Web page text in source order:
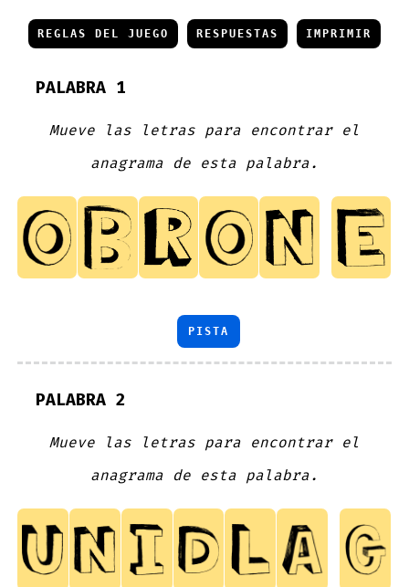
REGLAS DEL JUEGO RESPUESTAS IMPRIMIR
PALABRA 1
Mueve las letras para encontrar el
anagrama de esta palabra.
PISTA
PALABRA 2
Mueve las letras para encontrar el
anagrama de esta palabra.